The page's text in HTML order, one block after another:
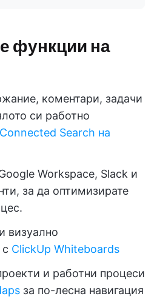
функции на
коментари, задачи
си работно
Connected Search на
Workspace, Slack и
за да оптимизирате
визуално
ClickUp Whiteboards
и работни процеси
за по-лесна навигация